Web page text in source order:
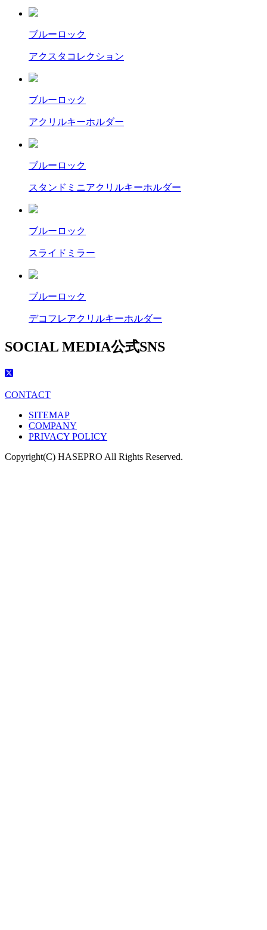
ブルーロック
アクスタコレクション
ブルーロック
アクリルキーホルダー
ブルーロック
スタンドミニアクリルキーホルダー
ブルーロック
スライドミラー
ブルーロック
デコフレアクリルキーホルダー
SOCIAL MEDIA公式SNS
CONTACT
SITEMAP
COMPANY
PRIVACY POLICY
Copyright(C) HASEPRO All Rights Reserved.